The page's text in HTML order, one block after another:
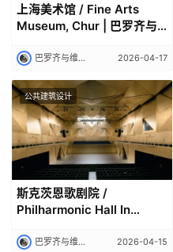
上海美术馆 / Fine Arts
Museum, Chur | 巴罗齐与
Veiga巴罗齐与维加建筑事务所｜Barozzi Veiga 2026-04-17
公共建筑设计
斯克茨恩歌剧院 /
Philharmonic Hall In
筑事务所
巴罗齐与维加建筑事务所｜Barozzi Veiga 2026-04-15